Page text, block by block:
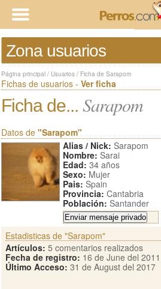
Zona usuarios
Página principal / Usuarios / Ficha de Sarapom
Fichas de usuarios - Ver ficha
Ficha de... Sarapom
Datos de "Sarapom"
Alias / Nick: Sarapom
Nombre: Sarai
Edad: 34 años
Sexo: Mujer
Pais: Spain
Provincia: Cantabria
Población: Santander
Estadisticas de "Sarapom"
Artículos: 5 comentarios realizados
Fecha de registro: 16 de June del 2011
Último Acceso: 31 de August del 2017